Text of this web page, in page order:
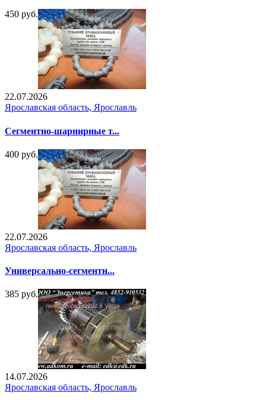
450 руб.
22.07.2026
Ярославская область, Ярославль
Сегментно-шарнирные т...
400 руб.
22.07.2026
Ярославская область, Ярославль
Универсально-сегментн...
385 руб.
14.07.2026
Ярославская область, Ярославль